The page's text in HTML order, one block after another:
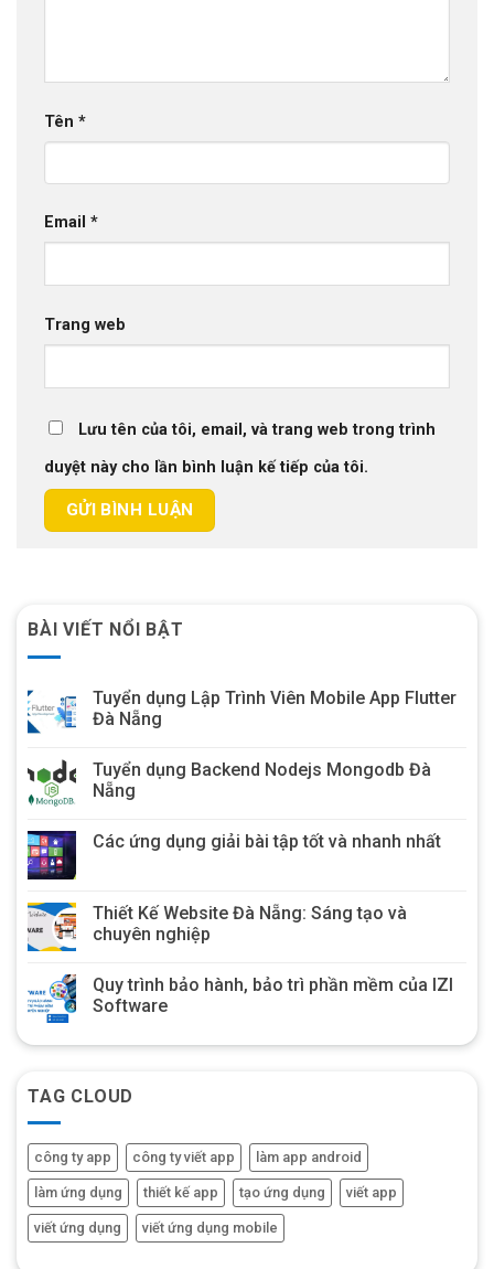
Tên *
Email *
Trang web
Lưu tên của tôi, email, và trang web trong trình
duyệt này cho lần bình luận kế tiếp của tôi.
BÀI VIẾT NỔI BẬT
Tuyển dụng Lập Trình Viên Mobile App Flutter
Đà Nẵng
Tuyển dụng Backend Nodejs Mongodb Đà
Nẵng
Các ứng dụng giải bài tập tốt và nhanh nhất
Thiết Kế Website Đà Nẵng: Sáng tạo và
chuyên nghiệp
Quy trình bảo hành, bảo trì phần mềm của IZI
Software
TAG CLOUD
công ty app công ty viết app làm app android
làm ứng dụng thiết kế app tạo ứng dụng viết app
viết ứng dụng viết ứng dụng mobile